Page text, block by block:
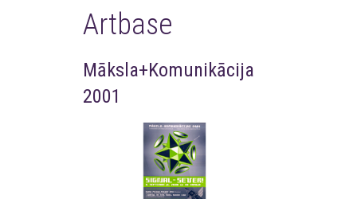
Artbase
Māksla+Komunikācija
2001